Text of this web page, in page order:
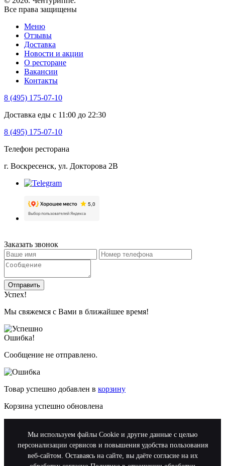
Все права защищены
Меню
Отзывы
Доставка
Новости и акции
О ресторане
Вакансии
Контакты
8 (495) 175-07-10
Доставка еды с 11:00 до 22:30
8 (495) 175-07-10
Телефон ресторана
г. Воскресенск, ул. Докторова 2B
Заказать звонок
Отправить
Успех!
Мы свяжемся с Вами в ближайшее время!
Ошибка!
Сообщение не отправлено.
Товар успешно добавлен в корзину
Корзина успешно обновлена
Мы используем файлы Cookie и другие данные с целью
персонализации сервисов и повышения удобства пользования
веб-сайтом. Оставаясь на сайте, вы даёте согласие на их